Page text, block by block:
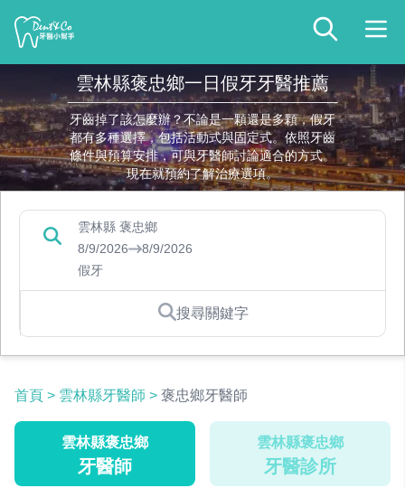
雲林縣褒忠鄉一日假牙牙醫推薦
牙齒掉了該怎麼辦？不論是一顆還是多顆，假牙
都有多種選擇，包括活動式與固定式。依照牙齒
條件與預算安排，可與牙醫師討論適合的方式。
現在就預約了解治療選項。
雲林縣 褒忠鄉
8/9/2026
8/9/2026
假牙
搜尋關鍵字
首頁 > 雲林縣牙醫師 > 褒忠鄉牙醫師
雲林縣褒忠鄉
牙醫師
雲林縣褒忠鄉
牙醫診所